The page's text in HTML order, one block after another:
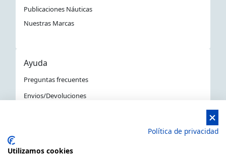
Publicaciones Náuticas
Nuestras Marcas
Ayuda
Preguntas frecuentes
Envios/Devoluciones
Política de privacidad
Utilizamos cookies